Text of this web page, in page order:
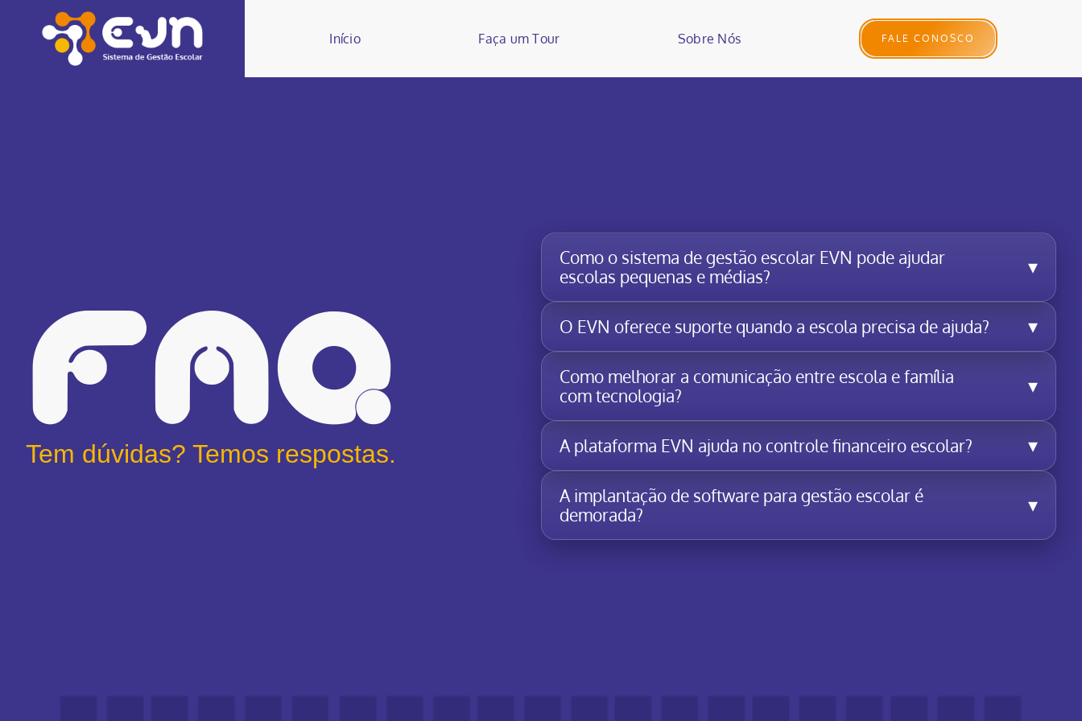
Início Faça um Tour Sobre Nós FALE CONOSCO
FAQ
Tem dúvidas? Temos respostas.
Como o sistema de gestão escolar EVN pode ajudar
escolas pequenas e médias?
▾
O EVN oferece suporte quando a escola precisa de ajuda? ▾
Como melhorar a comunicação entre escola e família
com tecnologia?
▾
A plataforma EVN ajuda no controle financeiro escolar? ▾
A implantação de software para gestão escolar é
demorada?
▾